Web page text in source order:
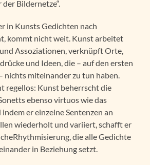
Bildernetze“.
in Kunsts Gedichten nach
kommt nicht weit. Kunst arbeitet
Assoziationen, verknüpft Orte,
und Ideen, die – auf den ersten
nichts miteinander zu tun haben.
regellos: Kunst beherrscht die
ebenso virtuos wie das
er einzelne Sentenzen an
wiederholt und variiert, schafft er
die alle Gedichte
in Beziehung setzt.